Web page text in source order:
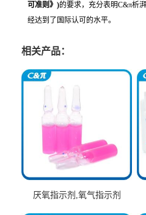
可准则》 )的要求，充分表明C&π析
经达到了国际认可的水平。
相关产品：
厌氧指示剂,氧气指示剂